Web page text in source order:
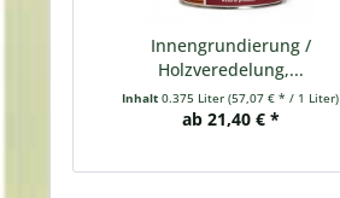
Innengrundierung /
Holzveredelung,...
Inhalt0.375 Liter(57,07 € * / 1 Liter)
ab 21,40 € *